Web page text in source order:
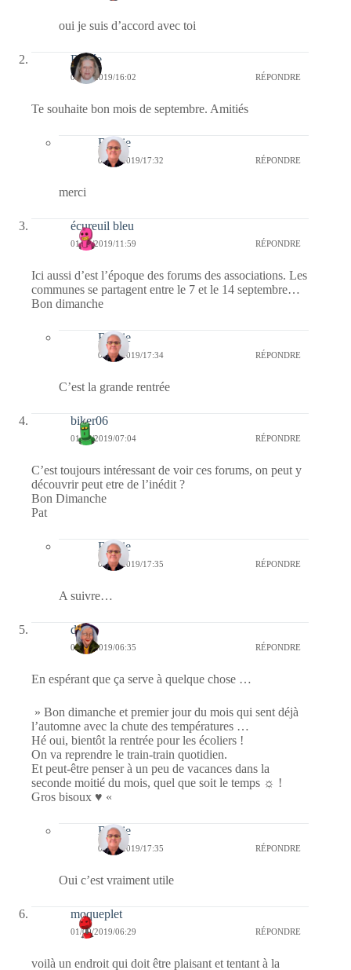
oui je suis d’accord avec toi
Renée
01/09/2019/16:02 RÉPONDRE
Te souhaite bon mois de septembre. Amitiés
Bernie
01/09/2019/17:32 RÉPONDRE
merci
écureuil bleu
01/09/2019/11:59 RÉPONDRE
Ici aussi d’est l’époque des forums des associations. Les
communes se partagent entre le 7 et le 14 septembre…
Bon dimanche
Bernie
01/09/2019/17:34 RÉPONDRE
C’est la grande rentrée
biker06
01/09/2019/07:04 RÉPONDRE
C’est toujours intéressant de voir ces forums, on peut y
découvrir peut etre de l’inédit ?
Bon Dimanche
Pat
Bernie
01/09/2019/17:35 RÉPONDRE
A suivre…
dom
01/09/2019/06:35 RÉPONDRE
En espérant que ça serve à quelque chose …
» Bon dimanche et premier jour du mois qui sent déjà
l’automne avec la chute des températures …
Hé oui, bientôt la rentrée pour les écoliers !
On va reprendre le train-train quotidien.
Et peut-être penser à un peu de vacances dans la
seconde moitié du mois, quel que soit le temps ☼ !
Gros bisoux ♥ «
Bernie
01/09/2019/17:35 RÉPONDRE
Oui c’est vraiment utile
moqueplet
01/09/2019/06:29 RÉPONDRE
voilà un endroit qui doit être plaisant et tentant à la